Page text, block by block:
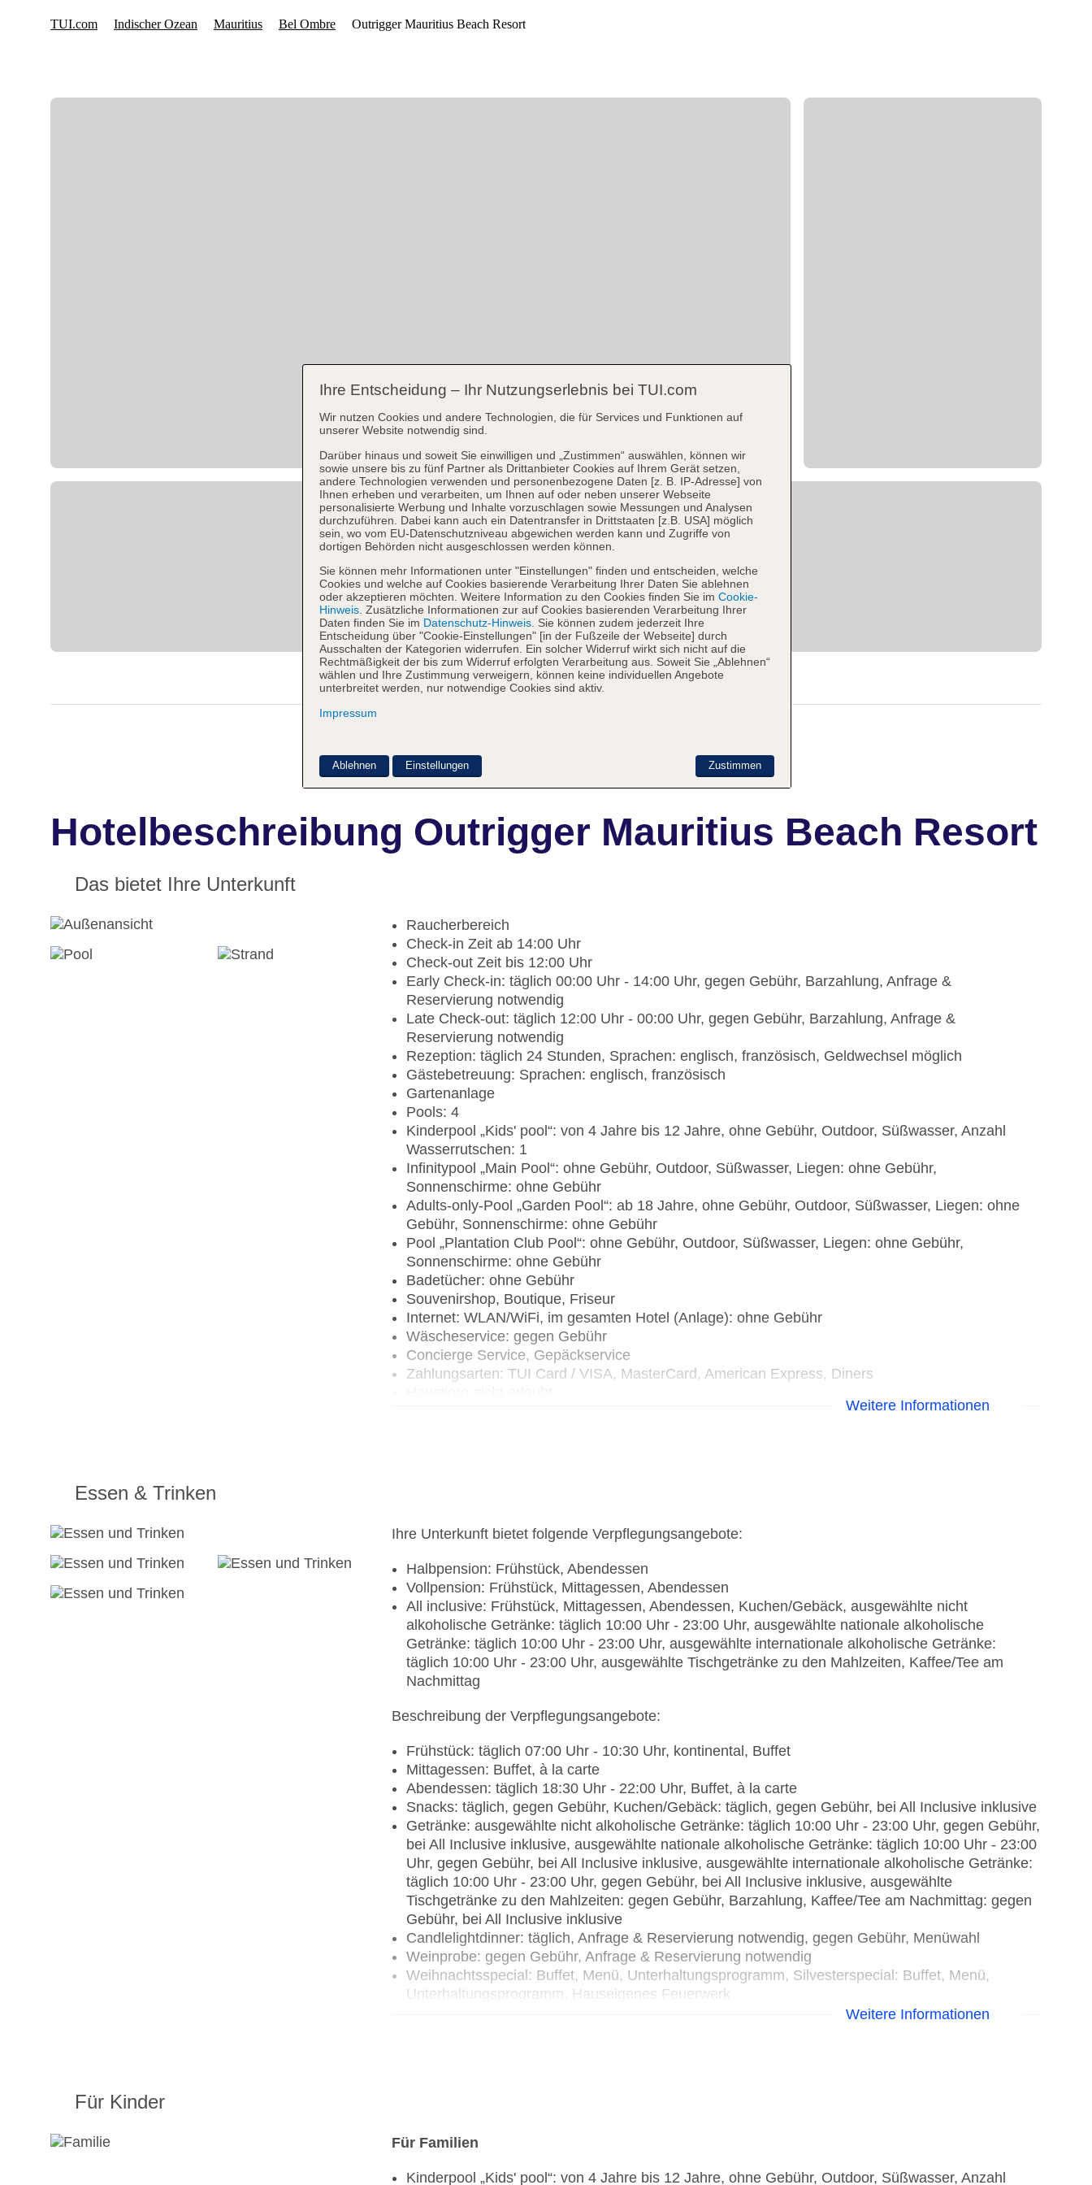
Hotelbeschreibung Outrigger Mauritius Beach Resort
Das bietet Ihre Unterkunft
Raucherbereich
Check-in Zeit ab 14:00 Uhr
Check-out Zeit bis 12:00 Uhr
Early Check-in: täglich 00:00 Uhr - 14:00 Uhr, gegen Gebühr, Barzahlung, Anfrage &
Reservierung notwendig
Late Check-out: täglich 12:00 Uhr - 00:00 Uhr, gegen Gebühr, Barzahlung, Anfrage &
Reservierung notwendig
Rezeption: täglich 24 Stunden, Sprachen: englisch, französisch, Geldwechsel möglich
Gästebetreuung: Sprachen: englisch, französisch
Gartenanlage
Pools: 4
Kinderpool „Kids' pool“: von 4 Jahre bis 12 Jahre, ohne Gebühr, Outdoor, Süßwasser, Anzahl
Wasserrutschen: 1
Infinitypool „Main Pool“: ohne Gebühr, Outdoor, Süßwasser, Liegen: ohne Gebühr,
Sonnenschirme: ohne Gebühr
Adults-only-Pool „Garden Pool“: ab 18 Jahre, ohne Gebühr, Outdoor, Süßwasser, Liegen: ohne
Gebühr, Sonnenschirme: ohne Gebühr
Pool „Plantation Club Pool“: ohne Gebühr, Outdoor, Süßwasser, Liegen: ohne Gebühr,
Sonnenschirme: ohne Gebühr
Badetücher: ohne Gebühr
Souvenirshop, Boutique, Friseur
Internet: WLAN/WiFi, im gesamten Hotel (Anlage): ohne Gebühr
Wäscheservice: gegen Gebühr
Concierge Service, Gepäckservice
Zahlungsarten: TUI Card / VISA, MasterCard, American Express, Diners
Parkmöglichkeiten: Parkplatz (nach Verfügbarkeit), bewacht: ohne Gebühr, Anfrage &
Weitere Informationen
Essen & Trinken
Ihre Unterkunft bietet folgende Verpflegungsangebote:
Halbpension: Frühstück, Abendessen
Vollpension: Frühstück, Mittagessen, Abendessen
All inclusive: Frühstück, Mittagessen, Abendessen, Kuchen/Gebäck, ausgewählte nicht
alkoholische Getränke: täglich 10:00 Uhr - 23:00 Uhr, ausgewählte nationale alkoholische
Getränke: täglich 10:00 Uhr - 23:00 Uhr, ausgewählte internationale alkoholische Getränke:
täglich 10:00 Uhr - 23:00 Uhr, ausgewählte Tischgetränke zu den Mahlzeiten, Kaffee/Tee am
Nachmittag
Beschreibung der Verpflegungsangebote:
Frühstück: täglich 07:00 Uhr - 10:30 Uhr, kontinental, Buffet
Mittagessen: Buffet, à la carte
Abendessen: täglich 18:30 Uhr - 22:00 Uhr, Buffet, à la carte
Snacks: täglich, gegen Gebühr, Kuchen/Gebäck: täglich, gegen Gebühr, bei All Inclusive inklusive
Getränke: ausgewählte nicht alkoholische Getränke: täglich 10:00 Uhr - 23:00 Uhr, gegen Gebühr,
bei All Inclusive inklusive, ausgewählte nationale alkoholische Getränke: täglich 10:00 Uhr - 23:00
Uhr, gegen Gebühr, bei All Inclusive inklusive, ausgewählte internationale alkoholische Getränke:
täglich 10:00 Uhr - 23:00 Uhr, gegen Gebühr, bei All Inclusive inklusive, ausgewählte
Tischgetränke zu den Mahlzeiten: gegen Gebühr, Barzahlung, Kaffee/Tee am Nachmittag: gegen
Gebühr, bei All Inclusive inklusive
Candlelightdinner: täglich, Anfrage & Reservierung notwendig, gegen Gebühr, Menüwahl
Weinprobe: gegen Gebühr, Anfrage & Reservierung notwendig
Weihnachtsspecial: Buffet, Menü, Unterhaltungsprogramm, Silvesterspecial: Buffet, Menü,
Unterhaltungsprogramm, Hauseigenes Feuerwerk
gegen Gebühr, vegane Gerichte: gegen Gebühr, Anfrage notwendig, Buffet, Showcooking,
Uhr, 12:30 Uhr - 15:00 Uhr und 18:30 Uhr - 22:00 Uhr, klimatisierbar, mit Terrasse,
Weitere Informationen
Für Kinder
Für Familien
Kinderpool „Kids' pool“: von 4 Jahre bis 12 Jahre, ohne Gebühr, Outdoor, Süßwasser, Anzahl
Ihre Entscheidung – Ihr Nutzungserlebnis bei TUI.com
Wir nutzen Cookies und andere Technologien, die für Services und Funktionen auf
unserer Website notwendig sind.
Darüber hinaus und soweit Sie einwilligen und „Zustimmen“ auswählen, können wir
sowie unsere bis zu fünf Partner als Drittanbieter Cookies auf Ihrem Gerät setzen,
andere Technologien verwenden und personenbezogene Daten [z. B. IP-Adresse] von
Ihnen erheben und verarbeiten, um Ihnen auf oder neben unserer Webseite
personalisierte Werbung und Inhalte vorzuschlagen sowie Messungen und Analysen
durchzuführen. Dabei kann auch ein Datentransfer in Drittstaaten [z.B. USA] möglich
sein, wo vom EU-Datenschutzniveau abgewichen werden kann und Zugriffe von
dortigen Behörden nicht ausgeschlossen werden können.
Sie können mehr Informationen unter "Einstellungen" finden und entscheiden, welche
Cookies und welche auf Cookies basierende Verarbeitung Ihrer Daten Sie ablehnen
oder akzeptieren möchten. Weitere Information zu den Cookies finden Sie im Cookie-
Hinweis . Zusätzliche Informationen zur auf Cookies basierenden Verarbeitung Ihrer
Daten finden Sie im Datenschutz-Hinweis . Sie können zudem jederzeit Ihre
Entscheidung über "Cookie-Einstellungen" [in der Fußzeile der Webseite] durch
Ausschalten der Kategorien widerrufen. Ein solcher Widerruf wirkt sich nicht auf die
Rechtmäßigkeit der bis zum Widerruf erfolgten Verarbeitung aus. Soweit Sie „Ablehnen“
wählen und Ihre Zustimmung verweigern, können keine individuellen Angebote
unterbreitet werden, nur notwendige Cookies sind aktiv.
Impressum
Zustimmen
Ablehnen Einstellungen